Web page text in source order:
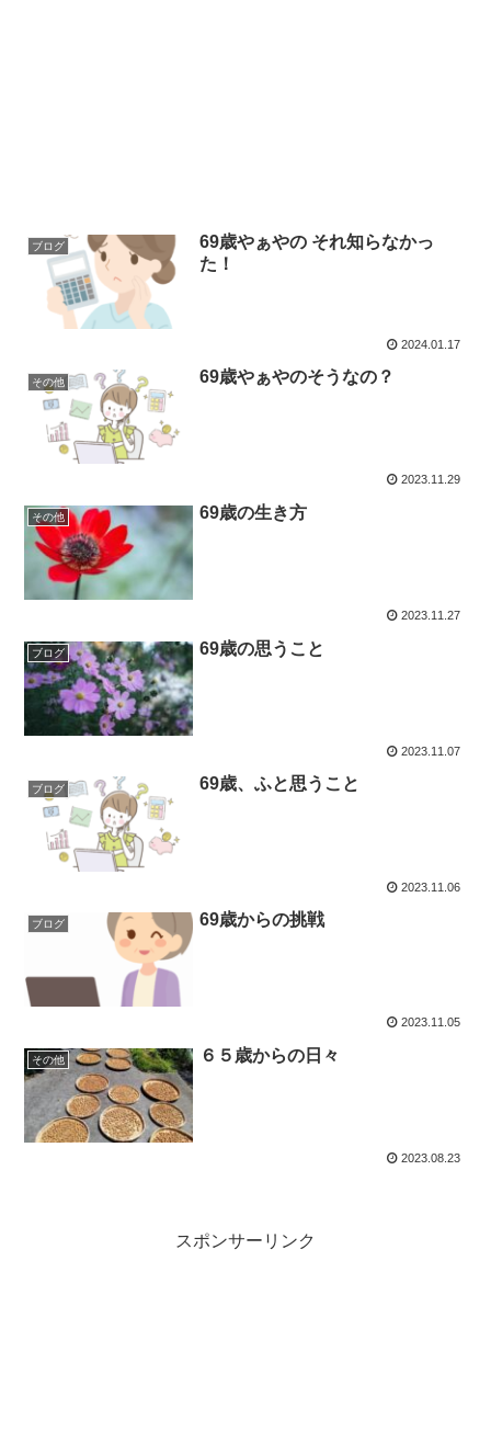
ブログ
69歳やぁやの それ知らなかっ
た！
2024.01.17
その他 69歳やぁやのそうなの？
2023.11.29
その他 69歳の生き方
2023.11.27
ブログ 69歳の思うこと
2023.11.07
ブログ 69歳、ふと思うこと
2023.11.06
ブログ 69歳からの挑戦
2023.11.05
その他 ６５歳からの日々
2023.08.23
スポンサーリンク